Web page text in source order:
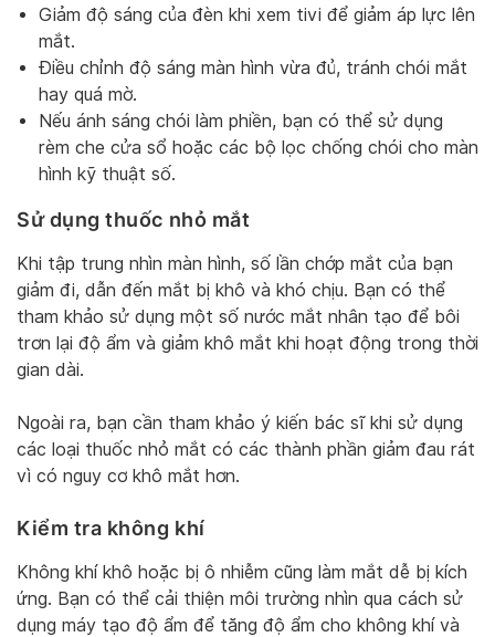
Giảm độ sáng của đèn khi xem tivi để giảm áp lực lên
mắt.
Điều chỉnh độ sáng màn hình vừa đủ, tránh chói mắt
hay quá mờ.
Nếu ánh sáng chói làm phiền, bạn có thể sử dụng
rèm che cửa sổ hoặc các bộ lọc chống chói cho màn
hình kỹ thuật số.
Sử dụng thuốc nhỏ mắt
Khi tập trung nhìn màn hình, số lần chớp mắt của bạn
giảm đi, dẫn đến mắt bị khô và khó chịu. Bạn có thể
tham khảo sử dụng một số nước mắt nhân tạo để bôi
trơn lại độ ẩm và giảm khô mắt khi hoạt động trong thời
gian dài.
Ngoài ra, bạn cần tham khảo ý kiến bác sĩ khi sử dụng
các loại thuốc nhỏ mắt có các thành phần giảm đau rát
vì có nguy cơ khô mắt hơn.
Kiểm tra không khí
Không khí khô hoặc bị ô nhiễm cũng làm mắt dễ bị kích
ứng. Bạn có thể cải thiện môi trường nhìn qua cách sử
dụng máy tạo độ ẩm để tăng độ ẩm cho không khí và